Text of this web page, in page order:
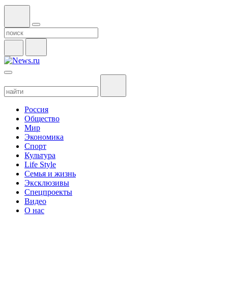
Россия
Общество
Мир
Экономика
Спорт
Культура
Life Style
Семья и жизнь
Эксклюзивы
Спецпроекты
Видео
О нас